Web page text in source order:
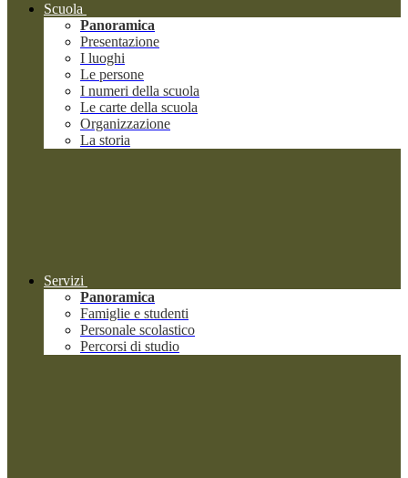
Scuola
Panoramica
Presentazione
I luoghi
Le persone
I numeri della scuola
Le carte della scuola
Organizzazione
La storia
Servizi
Panoramica
Famiglie e studenti
Personale scolastico
Percorsi di studio